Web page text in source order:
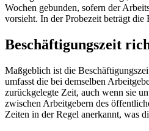
Wochen gebunden, sofern der
vorsieht. In der Probezeit beträgt die
Beschäftigungszeit
Maßgeblich ist die
umfasst die bei demselben
zurückgelegte Zeit, auch wenn sie
zwischen Arbeitgebern des
Zeiten in der Regel anerkannt, was